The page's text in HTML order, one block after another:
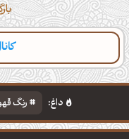
داغ: رنگ
دانلود